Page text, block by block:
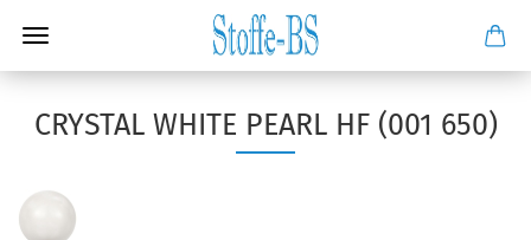
CRYSTAL WHITE PEARL HF (001 650)